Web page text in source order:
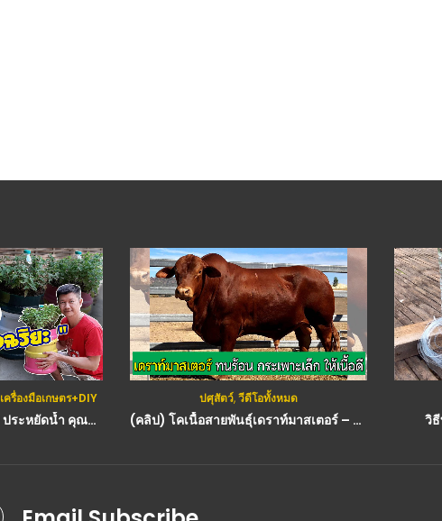
เครื่องมือเกษตร+DIY
(คลิป) กระถางอัจฉริยะ!! ประหยัดน้ำ คุณภาพระดับ 5 ดาว (สร้างเตา/กระถาง) Water saving plant pot : วีดีโอ เกษตร
ปศุสัตว์,วีดีโอทั้งหมด
(คลิป) โคเนื้อสายพันธุ์เดราท์มาสเตอร์ – Drought Master Cattle : วีดีโอ เกษตร วิ